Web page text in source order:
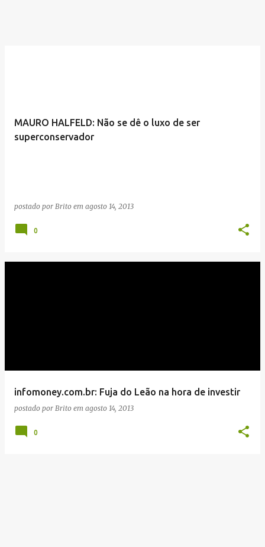
MAURO HALFELD: Não se dê o luxo de ser
superconservador
postado por Brito em agosto 14, 2013
0
infomoney.com.br: Fuja do Leão na hora de investir
postado por Brito em agosto 14, 2013
0